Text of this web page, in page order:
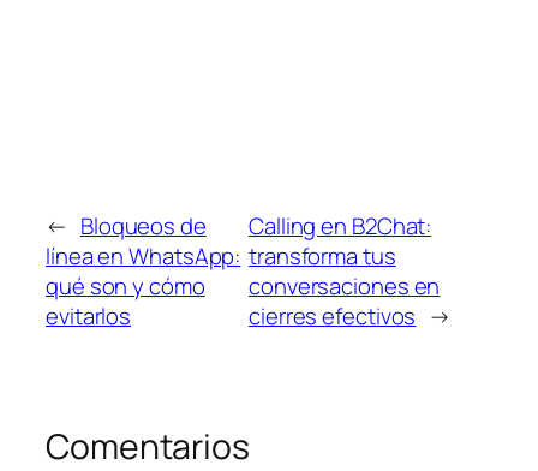
← Bloqueos de
línea en WhatsApp:
qué son y cómo
evitarlos
Calling en B2Chat:
transforma tus
conversaciones en
cierres efectivos →
Comentarios